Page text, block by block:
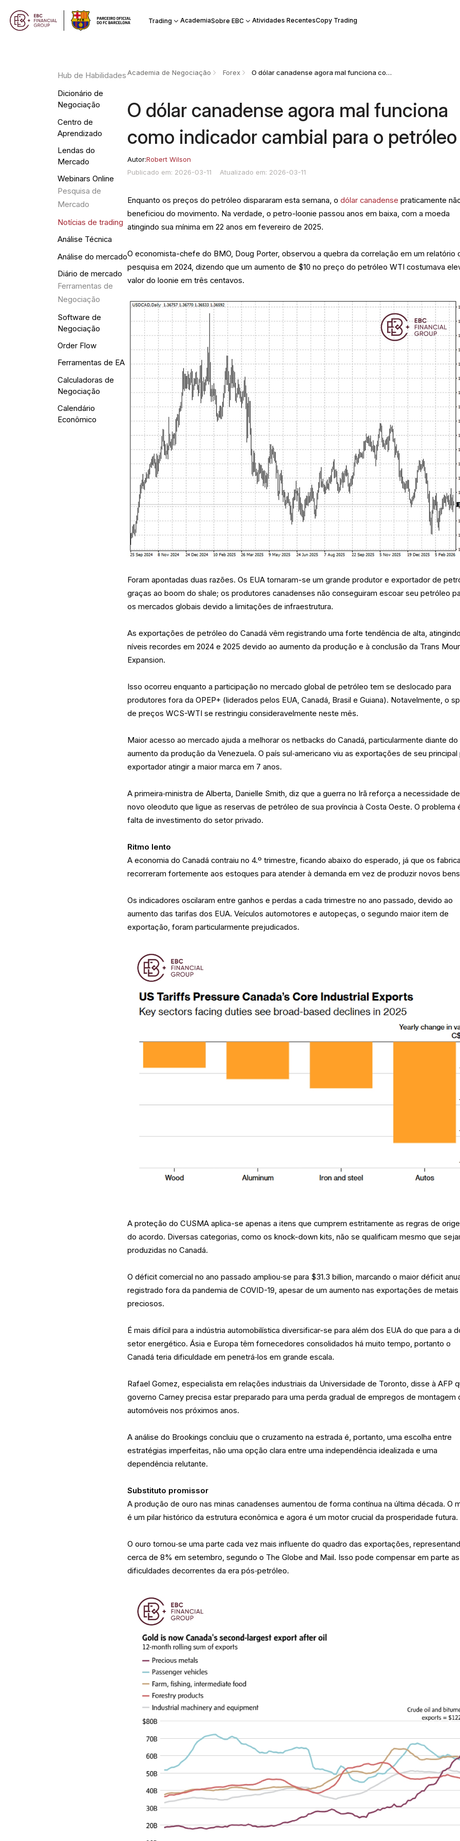
Trading AcademiaSobre EBC Atividades RecentesCopy Trading
Hub de Habilidades
Dicionário de
Negociação
Centro de
Aprendizado
Lendas do
Mercado
Webinars Online
Pesquisa de
Mercado
Notícias de trading
Análise Técnica
Análise do mercado
Diário de mercado
Ferramentas de
Negociação
Software de
Negociação
Order Flow
Ferramentas de EA
Calculadoras de
Negociação
Calendário
Econômico
Academia de Negociação Forex O dólar canadense agora mal funciona como indicador cambial para o petróleo
O dólar canadense agora mal funciona
como indicador cambial para o petróleo
Autor:Robert Wilson
Publicado em: 2026-03-11
Atualizado em: 2026-03-11
Enquanto os preços do petróleo dispararam esta semana, odólar canadense praticamente
beneficiou do movimento. Na verdade, o petro-loonie passou anos em baixa, com a moeda
atingindo sua mínima em 22 anos em fevereiro de 2025.
O economista-chefe do BMO, Doug Porter, observou a quebra da correlação em um relatório
pesquisa em 2024, dizendo que um aumento de $10 no preço do petróleo WTI costumava
valor do loonie em três centavos.
Foram apontadas duas razões. Os EUA tornaram-se um grande produtor e exportador de
graças ao boom do shale; os produtores canadenses não conseguiram escoar seu petróleo
os mercados globais devido a limitações de infraestrutura.
As exportações de petróleo do Canadá vêm registrando uma forte tendência de alta, atingindo
níveis recordes em 2024 e 2025 devido ao aumento da produção e à conclusão da Trans
Expansion.
Isso ocorreu enquanto a participação no mercado global de petróleo tem se deslocado para
produtores fora da OPEP+ (liderados pelos EUA, Canadá, Brasil e Guiana). Notavelmente, o
de preços WCS-WTI se restringiu consideravelmente neste mês.
Maior acesso ao mercado ajuda a melhorar os netbacks do Canadá, particularmente diante do
aumento da produção da Venezuela. O país sul‑americano viu as exportações de seu principal
exportador atingir a maior marca em 7 anos.
A primeira‑ministra de Alberta, Danielle Smith, diz que a guerra no Irã reforça a necessidade
novo oleoduto que ligue as reservas de petróleo de sua província à Costa Oeste. O problema
falta de investimento do setor privado.
Ritmo lento
A economia do Canadá contraiu no 4.º trimestre, ficando abaixo do esperado, já que os
recorreram fortemente aos estoques para atender à demanda em vez de produzir novos
Os indicadores oscilaram entre ganhos e perdas a cada trimestre no ano passado, devido ao
aumento das tarifas dos EUA. Veículos automotores e autopeças, o segundo maior item de
exportação, foram particularmente prejudicados.
A proteção do CUSMA aplica-se apenas a itens que cumprem estritamente as regras de
do acordo. Diversas categorias, como os knock-down kits, não se qualificam mesmo que
produzidas no Canadá.
O déficit comercial no ano passado ampliou‑se para $31.3 billion, marcando o maior déficit
registrado fora da pandemia de COVID-19, apesar de um aumento nas exportações de metais
preciosos.
É mais difícil para a indústria automobilística diversificar-se para além dos EUA do que para a
setor energético. Ásia e Europa têm fornecedores consolidados há muito tempo, portanto o
Canadá teria dificuldade em penetrá‑los em grande escala.
Rafael Gomez, especialista em relações industriais da Universidade de Toronto, disse à AFP
governo Carney precisa estar preparado para uma perda gradual de empregos de montagem
automóveis nos próximos anos.
A análise do Brookings concluiu que o cruzamento na estrada é, portanto, uma escolha entre
estratégias imperfeitas, não uma opção clara entre uma independência idealizada e uma
dependência relutante.
Substituto promissor
A produção de ouro nas minas canadenses aumentou de forma contínua na última década. O
é um pilar histórico da estrutura econômica e agora é um motor crucial da prosperidade futura.
O ouro tornou‑se uma parte cada vez mais influente do quadro das exportações,
cerca de 8% em setembro, segundo o The Globe and Mail. Isso pode compensar em parte as
dificuldades decorrentes da era pós‑petróleo.